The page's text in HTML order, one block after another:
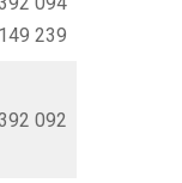
239
092